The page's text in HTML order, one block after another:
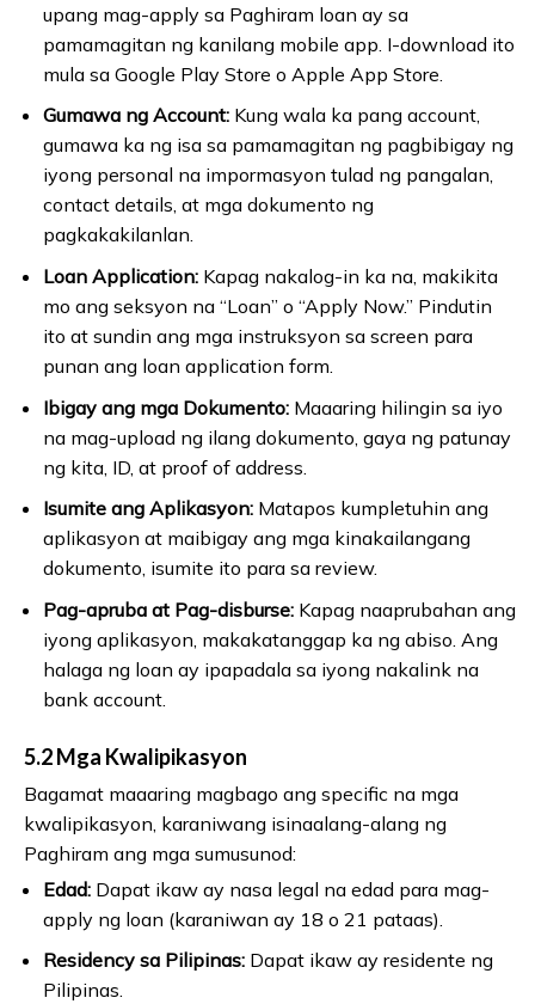
upang mag-apply sa Paghiram loan ay sa
pamamagitan ng kanilang mobile app. I-download ito
mula sa Google Play Store o Apple App Store.
Gumawa ng Account:Kung wala ka pang account,
gumawa ka ng isa sa pamamagitan ng pagbibigay ng
iyong personal na impormasyon tulad ng pangalan,
contact details, at mga dokumento ng
pagkakakilanlan.
Loan Application:Kapag nakalog-in ka na, makikita
mo ang seksyon na “Loan” o “Apply Now.” Pindutin
ito at sundin ang mga instruksyon sa screen para
punan ang loan application form.
Ibigay ang mga Dokumento:Maaaring hilingin sa iyo
na mag-upload ng ilang dokumento, gaya ng patunay
ng kita, ID, at proof of address.
Isumite ang Aplikasyon:Matapos kumpletuhin ang
aplikasyon at maibigay ang mga kinakailangang
dokumento, isumite ito para sa review.
Pag-apruba at Pag-disburse:Kapag naaprubahan ang
iyong aplikasyon, makakatanggap ka ng abiso. Ang
halaga ng loan ay ipapadala sa iyong nakalink na
bank account.
5.2 Mga Kwalipikasyon
Bagamat maaaring magbago ang specific na mga
kwalipikasyon, karaniwang isinaalang-alang ng
Paghiram ang mga sumusunod:
Edad:Dapat ikaw ay nasa legal na edad para mag-
apply ng loan (karaniwan ay 18 o 21 pataas).
Residency sa Pilipinas:Dapat ikaw ay residente ng
Pilipinas.